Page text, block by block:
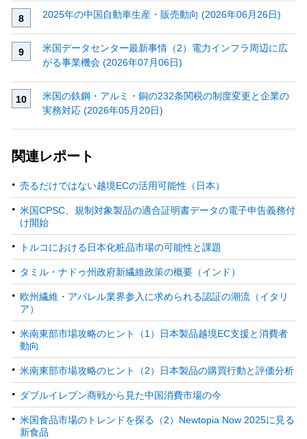
2025年の中国自動車生産・販売動向 (2026年06月26日)
米国データセンター最新事情（2）電力インフラ周辺に広
がる事業機会 (2026年07月06日)
米国の鉄鋼・アルミ・銅の232条関税の制度変更と企業の
実務対応 (2026年05月20日)
関連レポート
売るだけではない越境ECの活用可能性（日本）
米国CPSC、規制対象製品の適合証明書データの電子申告義務付
け開始
トルコにおける日本化粧品市場の可能性と課題
タミル・ナドゥ州政府新繊維政策の概要（インド）
欧州繊維・アパレル業界参入に求められる認証の潮流（イタリ
ア）
米南東部市場攻略のヒント（1）日本製品越境EC支援と消費者
動向
米南東部市場攻略のヒント（2）日本製品の購買行動と評価分析
ダブルイレブン商戦から見た中国消費市場の今
米国食品市場のトレンドを探る（2）Newtopia Now 2025に見る
新食品